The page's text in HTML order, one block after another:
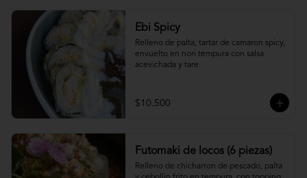
Ebi Spicy
Relleno de palta, tartar de camaron spicy,
envuelto en nori tempura con salsa
acevichada y tare.
$10.500
Futomaki de locos (6 piezas)
Relleno de chicharron de pescado, palta